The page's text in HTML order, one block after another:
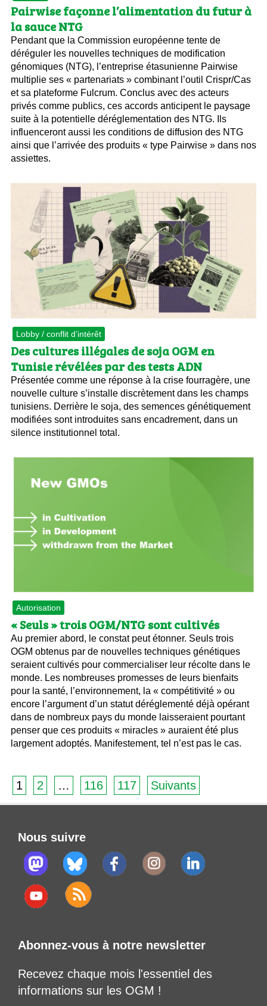
Pairwise façonne l’alimentation du futur à
la sauce NTG
Pendant que la Commission européenne tente de
déréguler les nouvelles techniques de modification
génomiques (NTG), l’entreprise étasunienne Pairwise
multiplie ses « partenariats » combinant l’outil Crispr/Cas
et sa plateforme Fulcrum. Conclus avec des acteurs
privés comme publics, ces accords anticipent le paysage
suite à la potentielle déréglementation des NTG. Ils
influenceront aussi les conditions de diffusion des NTG
ainsi que l’arrivée des produits « type Pairwise » dans nos
assiettes.
Lobby / conflit d’intérêt
Des cultures illégales de soja OGM en
Tunisie révélées par des tests ADN
Présentée comme une réponse à la crise fourragère, une
nouvelle culture s’installe discrètement dans les champs
tunisiens. Derrière le soja, des semences génétiquement
modifiées sont introduites sans encadrement, dans un
silence institutionnel total.
Autorisation
« Seuls » trois OGM/NTG sont cultivés
Au premier abord, le constat peut étonner. Seuls trois
OGM obtenus par de nouvelles techniques génétiques
seraient cultivés pour commercialiser leur récolte dans le
monde. Les nombreuses promesses de leurs bienfaits
pour la santé, l’environnement, la « compétitivité » ou
encore l’argument d’un statut déréglementé déjà opérant
dans de nombreux pays du monde laisseraient pourtant
penser que ces produits « miracles » auraient été plus
largement adoptés. Manifestement, tel n’est pas le cas.
1 2 … 116 117 Suivants
Nous suivre
Abonnez-vous à notre newsletter
Recevez chaque mois l'essentiel des
informations sur les OGM !